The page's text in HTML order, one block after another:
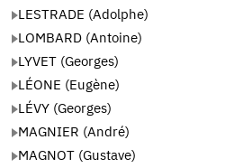
LESTRADE (Adolphe)
LOMBARD (Antoine)
LYVET (Georges)
LÉONE (Eugène)
LÉVY (Georges)
MAGNIER (André)
MAGNOT (Gustave)